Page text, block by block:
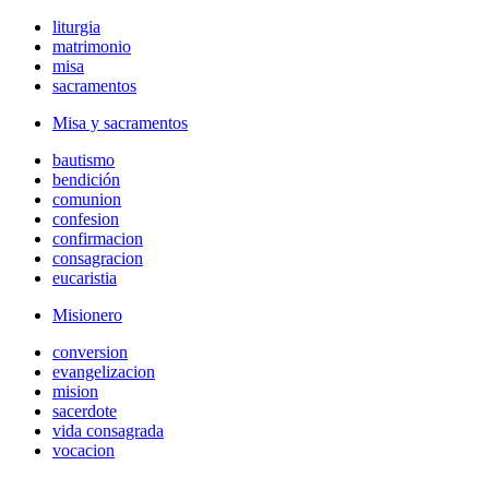
liturgia
matrimonio
misa
sacramentos
Misa y sacramentos
bautismo
bendición
comunion
confesion
confirmacion
consagracion
eucaristia
Misionero
conversion
evangelizacion
mision
sacerdote
vida consagrada
vocacion